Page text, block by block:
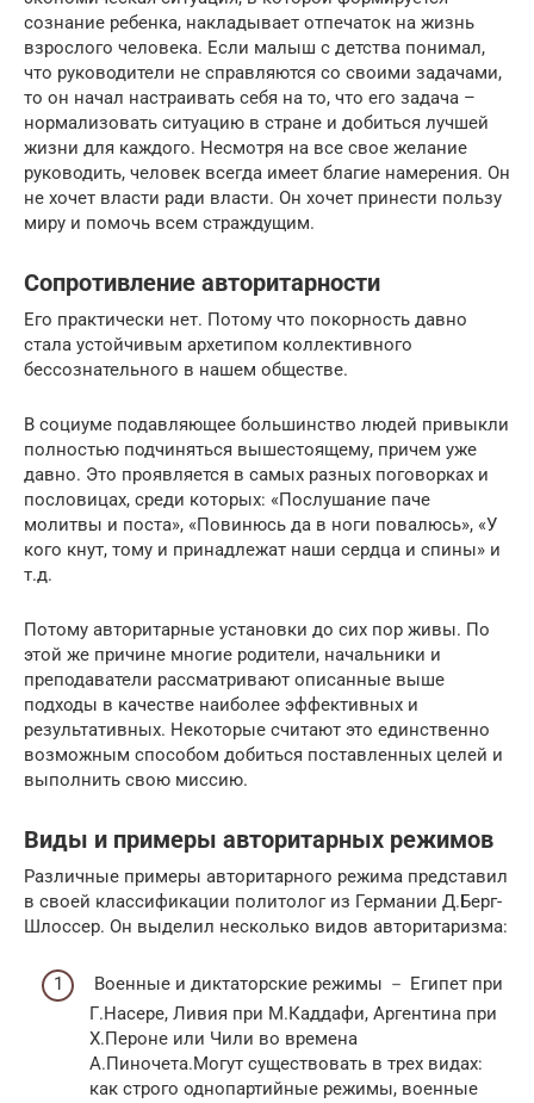
сознание ребенка, накладывает отпечаток на жизнь
взрослого человека. Если малыш с детства понимал,
что руководители не справляются со своими задачами,
то он начал настраивать себя на то, что его задача –
нормализовать ситуацию в стране и добиться лучшей
жизни для каждого. Несмотря на все свое желание
руководить, человек всегда имеет благие намерения. Он
не хочет власти ради власти. Он хочет принести пользу
миру и помочь всем страждущим.
Сопротивление авторитарности
Его практически нет. Потому что покорность давно
стала устойчивым архетипом коллективного
бессознательного в нашем обществе.
В социуме подавляющее большинство людей привыкли
полностью подчиняться вышестоящему, причем уже
давно. Это проявляется в самых разных поговорках и
пословицах, среди которых: «Послушание паче
молитвы и поста», «Повинюсь да в ноги повалюсь», «У
кого кнут, тому и принадлежат наши сердца и спины» и
т.д.
Потому авторитарные установки до сих пор живы. По
этой же причине многие родители, начальники и
преподаватели рассматривают описанные выше
подходы в качестве наиболее эффективных и
результативных. Некоторые считают это единственно
возможным способом добиться поставленных целей и
выполнить свою миссию.
Виды и примеры авторитарных режимов
Различные примеры авторитарного режима представил
в своей классификации политолог из Германии Д.Берг-
Шлоссер. Он выделил несколько видов авторитаризма:
Военные и диктаторские режимы － Египет при
Г.Насере, Ливия при М.Каддафи, Аргентина при
Х.Пероне или Чили во времена
А.Пиночета.Могут существовать в трех видах:
как строго однопартийные режимы, военные